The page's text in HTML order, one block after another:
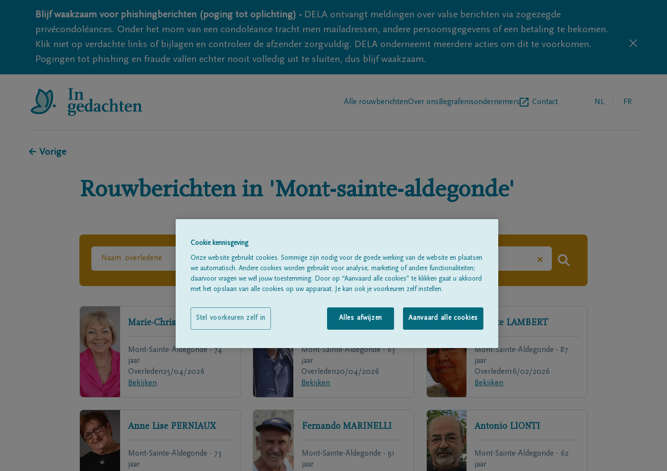
Blijf waakzaam voor phishingberichten (poging tot oplichting) - DELA ontvangt meldingen over valse berichten via zogezegde
privécondoléances. Onder het mom van een condoléance tracht men mailadressen, andere persoonsgegevens of een betaling te bekomen.
Klik niet op verdachte links of bijlagen en controleer de afzender zorgvuldig. DELA onderneemt meerdere acties om dit te voorkomen.
Pogingen tot phishing en fraude vallen echter nooit volledig uit te sluiten, dus blijf waakzaam.
Alle rouwberichtenOver ons Begrafenisondernemers Contact NL FR
← Vorige
Rouwberichten in 'Mont-sainte-aldegonde'
×
Marie-Christine
Mont-Sainte-Aldegonde - 74
jaar
Overleden25/04/2026
Bekijken
STAUMONT
Mont-Sainte-Aldegonde - 63
jaar
Overleden20/04/2026
Bekijken
Lucette LAMBERT
Mont-Sainte-Aldegonde - 87
jaar
Overleden16/02/2026
Bekijken
Anne Lise PERNIAUX
Mont-Sainte-Aldegonde - 73
jaar
Fernando MARINELLI
Mont-Sainte-Aldegonde - 91
jaar
Antonio LIONTI
Mont-Sainte-Aldegonde - 62
jaar
Cookie kennisgeving
Onze website gebruikt cookies. Sommige zijn nodig voor de goede werking van de website en plaatsen
we automatisch. Andere cookies worden gebruikt voor analyse, marketing of andere functionaliteiten;
daarvoor vragen we wél jouw toestemming. Door op “Aanvaard alle cookies” te klikken gaat u akkoord
met het opslaan van alle cookies op uw apparaat. Je kan ook je voorkeuren zelf instellen.
Alles afwijzen Aanvaard alle cookies
Stel voorkeuren zelf in